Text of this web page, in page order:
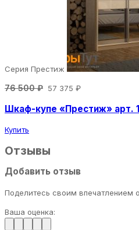
Серия Престиж
76 500 ₽ 57 375 ₽
Шкаф-купе «Престиж» арт.
Купить
Отзывы
Добавить отзыв
Поделитесь своим впечатлением
Ваша оценка: